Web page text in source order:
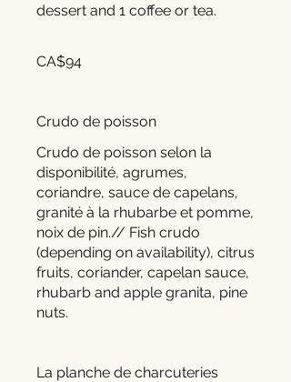
dessert and 1 coffee or tea.
CA$94
Crudo de poisson
Crudo de poisson selon la
disponibilité, agrumes,
coriandre, sauce de capelans,
granité à la rhubarbe et pomme,
noix de pin.// Fish crudo
(depending on availability), citrus
fruits, coriander, capelan sauce,
rhubarb and apple granita, pine
La planche de charcuteries